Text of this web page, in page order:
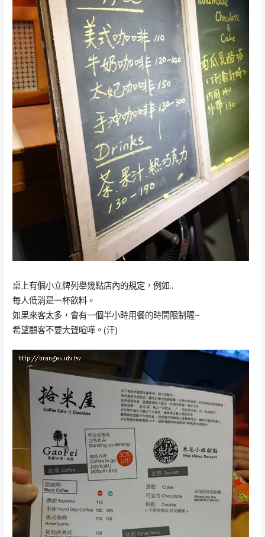
桌上有個小立牌列舉幾點店內的規定，例如..
每人低消是一杯飲料。
如果來客太多，會有一個半小時用餐的時間限制喔~
希望顧客不要大聲喧嘩。(汗)